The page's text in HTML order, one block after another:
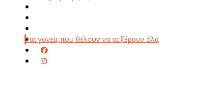
Για γονείς που θέλουν να τα ξέρουν όλα